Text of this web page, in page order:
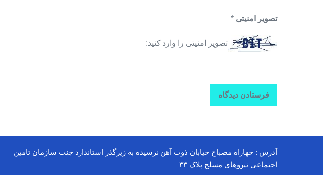
تصویر امنیتی *
تصویر امنیتی را وارد کنید:
آدرس : چهاراه مصباح خیابان ذوب آهن نرسیده به زیرگذر استاندارد جنب سازمان تامین
اجتماعی نیروهای مسلح پلاک ۳۳